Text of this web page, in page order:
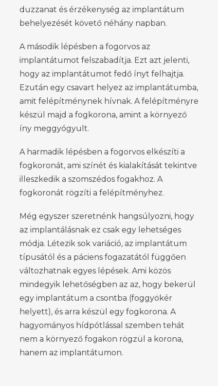
duzzanat és érzékenység az implantátum
behelyezését követő néhány napban.
A második lépésben a fogorvos az
implantátumot felszabadítja. Ezt azt jelenti,
hogy az implantátumot fedő ínyt felhajtja.
Ezután egy csavart helyez az implantátumba,
amit felépítménynek hívnak. A felépítményre
készül majd a fogkorona, amint a környező
íny meggyógyult.
A harmadik lépésben a fogorvos elkészíti a
fogkoronát, ami színét és kialakítását tekintve
illeszkedik a szomszédos fogakhoz. A
fogkoronát rögzíti a felépítményhez.
Még egyszer szeretnénk hangsúlyozni, hogy
az implantálásnak ez csak egy lehetséges
módja. Létezik sok variáció, az implantátum
típusától és a páciens fogazatától függően
változhatnak egyes lépések. Ami közös
mindegyik lehetőségben az az, hogy bekerül
egy implantátum a csontba (foggyökér
helyett), és arra készül egy fogkorona. A
hagyományos hídpótlással szemben tehát
nem a környező fogakon rögzül a korona,
hanem az implantátumon.